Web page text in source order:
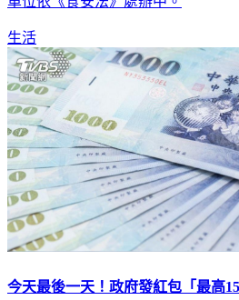
生活
今天最後一天！政府發紅包「最高